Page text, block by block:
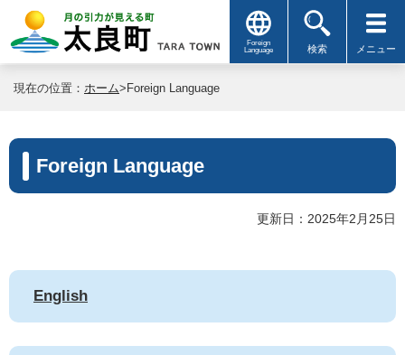
Foreign
Language
検索 メニュー
現在の位置： ホーム>Foreign Language
Foreign Language
更新日：2025年2月25日
English